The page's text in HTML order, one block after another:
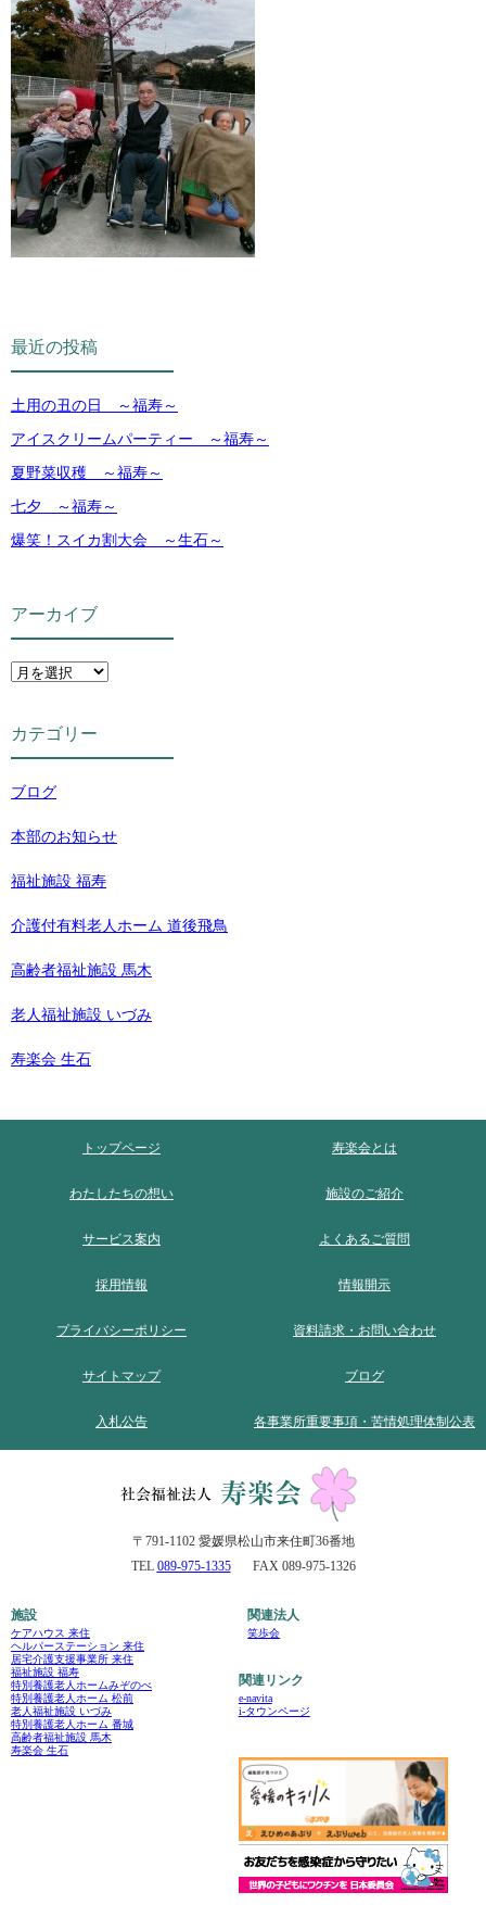
最近の投稿
土用の丑の日 ～福寿～
アイスクリームパーティー ～福寿～
夏野菜収穫 ～福寿～
七夕 ～福寿～
爆笑！スイカ割大会 ～生石～
アーカイブ
カテゴリー
ブログ
本部のお知らせ
福祉施設 福寿
介護付有料老人ホーム 道後飛鳥
高齢者福祉施設 馬木
老人福祉施設 いづみ
寿楽会 生石
トップページ 寿楽会とは
わたしたちの想い 施設のご紹介
サービス案内 よくあるご質問
採用情報 情報開示
プライバシーポリシー 資料請求・お問い合わせ
サイトマップ ブログ
入札公告 各事業所重要事項・苦情処理体制公表
〒791-1102 愛媛県松山市来住町36番地
TEL 089-975-1335 FAX 089-975-1326
施設
ケアハウス 来住
ヘルパーステーション 来住
居宅介護支援事業所 来住
福祉施設 福寿
特別養護老人ホームみぞのべ
特別養護老人ホーム 松前
老人福祉施設 いづみ
特別養護老人ホーム 番城
高齢者福祉施設 馬木
寿楽会 生石
関連法人
笑歩会
関連リンク
e-navita
i-タウンページ